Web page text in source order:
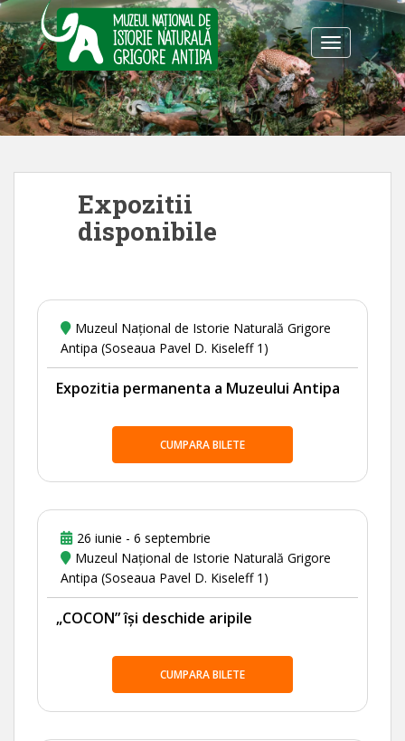
S
k
i
p
t
o
m
TOGGLE
Expozitii
disponibile
Muzeul Național de Istorie Naturală Grigore
Antipa (Soseaua Pavel D. Kiseleff 1)
Expozitia permanenta a Muzeului Antipa
CUMPARA BILETE
26 iunie - 6 septembrie
Muzeul Național de Istorie Naturală Grigore
Antipa (Soseaua Pavel D. Kiseleff 1)
„COCON” își deschide aripile
CUMPARA BILETE